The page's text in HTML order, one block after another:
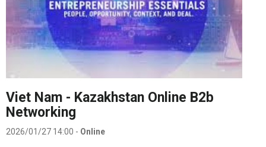
Viet Nam - Kazakhstan Online B2b
Networking
2026/01/27 14:00 - Online